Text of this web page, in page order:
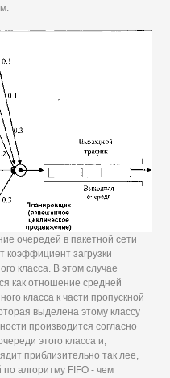
очередей в пакетной сети
коэффициент загрузки
класса. В этом случае
как отношение средней
класса к части пропускной
выделена этому классу
производится согласно
этого класса и,
приблизительно так лее,
по алгоритму FIFO - чем